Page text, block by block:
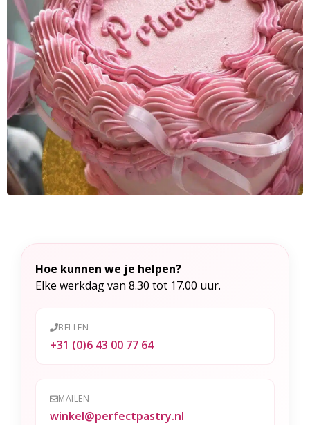
Hoe kunnen we je helpen?
Elke werkdag van 8.30 tot 17.00 uur.
BELLEN
+31 (0)6 43 00 77 64
MAILEN
winkel@perfectpastry.nl